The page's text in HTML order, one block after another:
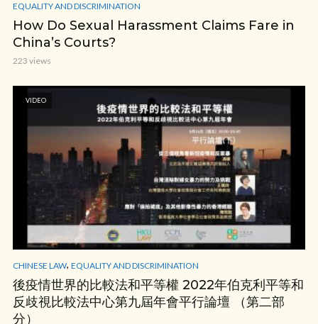
EQUALITY AND DISCRIMINATION
How Do Sexual Harassment Claims Fare in
China’s Courts?
223 views
VIDEO
CHINESE LAW, EQUALITY AND DISCRIMINATION
後疫情世界的比較法和平等權 2022年伯克利平等和
反歧視比較法中心第九屆年會平行論壇 （第二部
分）